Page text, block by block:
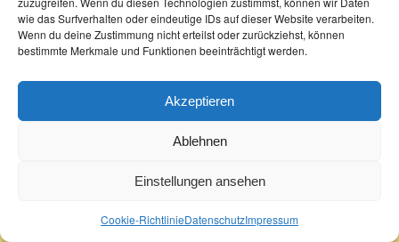
wie das Surfverhalten oder eindeutige IDs auf dieser Website verarbeiten.
Wenn du deine Zustimmung nicht erteilst oder zurückziehst, können
bestimmte Merkmale und Funktionen beeinträchtigt werden.
Akzeptieren
Ablehnen
Einstellungen ansehen
Cookie-RichtlinieDatenschutzImpressum
© Copyright 2022 - Buchhandlung Greif
Cookie-Richtlinie